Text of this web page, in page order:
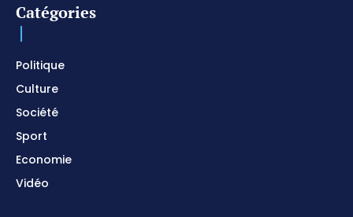
Catégories
Politique
Culture
Société
Sport
Economie
Vidéo